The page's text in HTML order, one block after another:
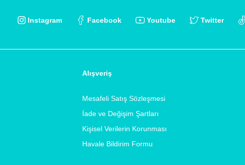
Instagram Facebook Youtube Twitter
Alışveriş
Mesafeli Satış Sözleşmesi
İade ve Değişim Şartları
Kişisel Verilerin Korunması
Havale Bildirim Formu